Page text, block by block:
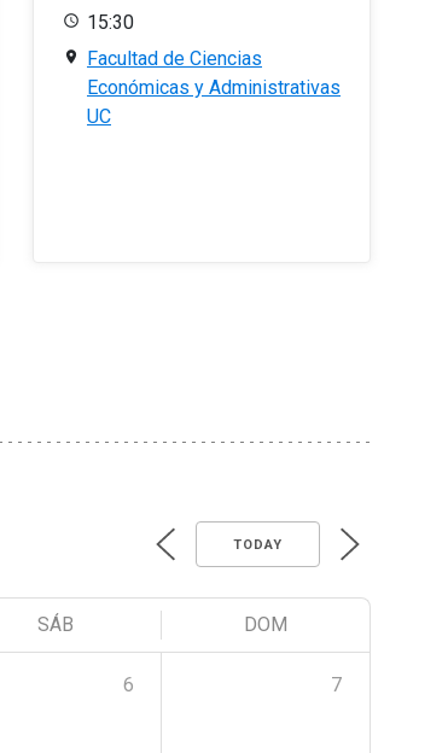
15:30
Facultad de Ciencias
Económicas y Administrativas
UC
TODAY
SÁB DOM
6 7